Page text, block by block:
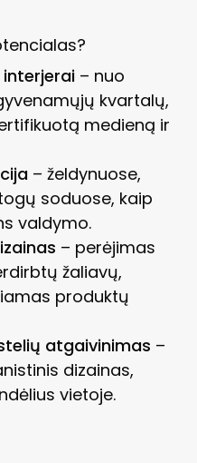
– nuo
kvartalų,
medieną ir
– želdynuose,
soduose, kaip
valdymo.
– perėjimas
žaliavų,
produktų
atgaivinimas –
dizainas,
vietoje.